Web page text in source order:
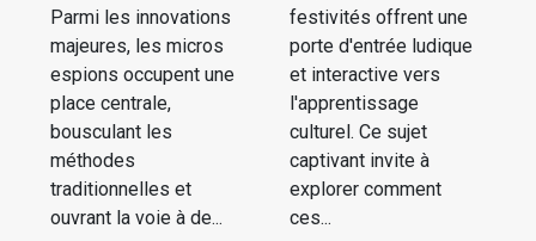
Parmi les innovations
majeures, les micros
espions occupent une
place centrale,
bousculant les
méthodes
traditionnelles et
ouvrant la voie à de...
festivités offrent une
porte d'entrée ludique
et interactive vers
l'apprentissage
culturel. Ce sujet
captivant invite à
explorer comment
ces...